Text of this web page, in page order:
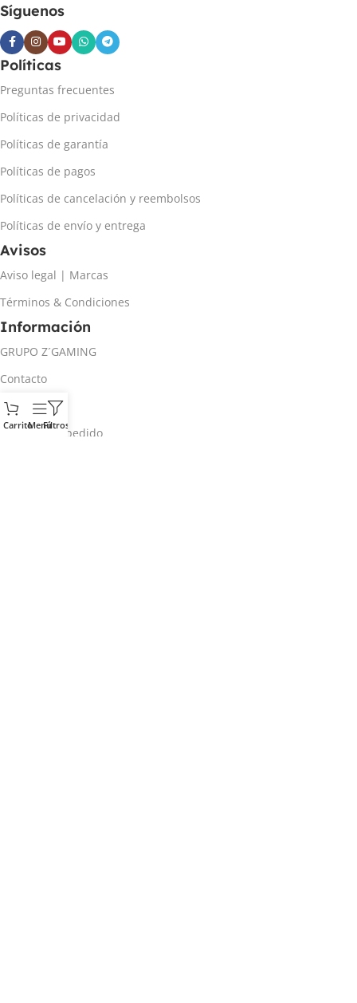
Síguenos
Políticas
Preguntas frecuentes
Políticas de privacidad
Políticas de garantía
Políticas de pagos
Políticas de cancelación y reembolsos
Políticas de envío y entrega
Avisos
Aviso legal | Marcas
Términos & Condiciones
Información
GRUPO Z´GAMING
Contacto
Mi cuenta
Rastrear mi pedido
CarritoMenúFiltros